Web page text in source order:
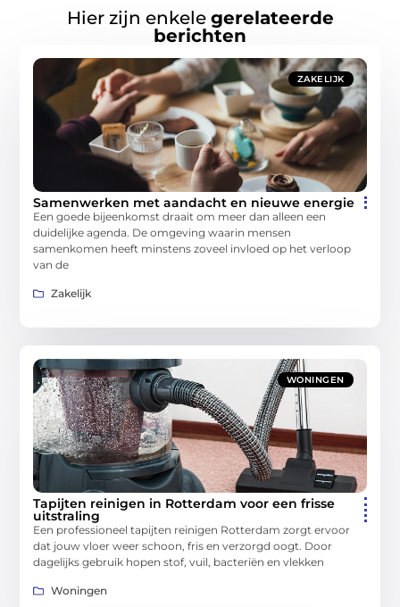
Hier zijn enkele gerelateerde
berichten
ZAKELIJK
Samenwerken met aandacht en nieuwe energie
Een goede bijeenkomst draait om meer dan alleen een
duidelijke agenda. De omgeving waarin mensen
samenkomen heeft minstens zoveel invloed op het verloop
van de
Zakelijk
WONINGEN
Tapijten reinigen in Rotterdam voor een frisse
uitstraling
Een professioneel tapijten reinigen Rotterdam zorgt ervoor
dat jouw vloer weer schoon, fris en verzorgd oogt. Door
dagelijks gebruik hopen stof, vuil, bacteriën en vlekken
Woningen